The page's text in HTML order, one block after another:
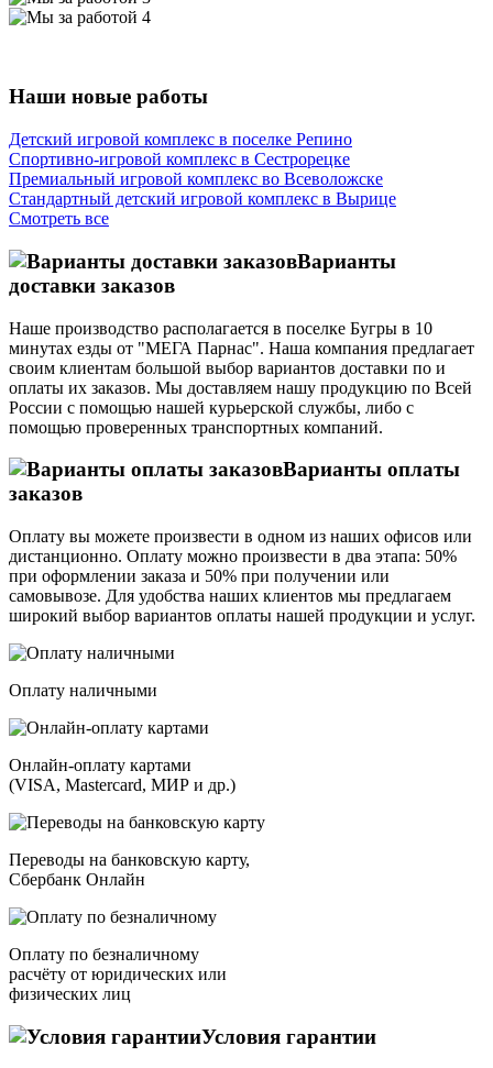
Наши новые работы
Детский игровой комплекс в поселке Репино
Спортивно-игровой комплекс в Сестрорецке
Премиальный игровой комплекс во Всеволожске
Стандартный детский игровой комплекс в Вырице
Смотреть все
Варианты
доставки заказов
Наше производство располагается в поселке Бугры в 10
минутах езды от "МЕГА Парнас". Наша компания предлагает
своим клиентам большой выбор вариантов доставки по и
оплаты их заказов. Мы доставляем нашу продукцию по Всей
России с помощью нашей курьерской службы, либо с
помощью проверенных транспортных компаний.
Варианты оплаты
заказов
Оплату вы можете произвести в одном из наших офисов или
дистанционно. Оплату можно произвести в два этапа: 50%
при оформлении заказа и 50% при получении или
самовывозе. Для удобства наших клиентов мы предлагаем
широкий выбор вариантов оплаты нашей продукции и услуг.
Оплату наличными
Онлайн-оплату картами
(VISA, Mastercard, МИР и др.)
Переводы на банковскую карту,
Сбербанк Онлайн
Оплату по безналичному
расчёту от юридических или
физических лиц
Условия гарантии